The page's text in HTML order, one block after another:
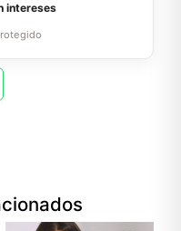
intereses